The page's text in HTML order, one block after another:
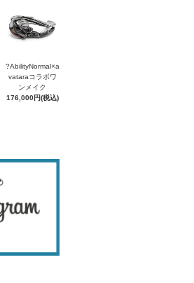
?AbilityNormal×a
vataraコラボワ
ンメイク
176,000円(税込)